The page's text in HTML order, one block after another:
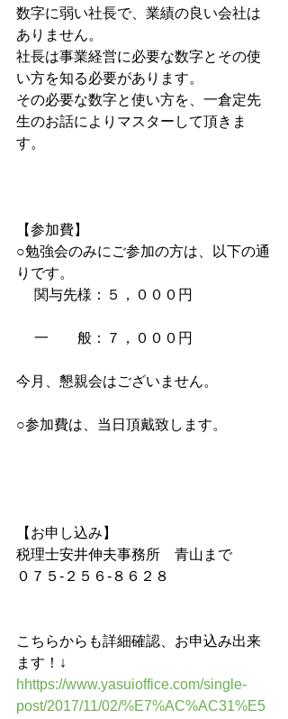
数字に弱い社長で、業績の良い会社は
ありません。
社長は事業経営に必要な数字とその使
い方を知る必要があります。
その必要な数字と使い方を、一倉定先
生のお話によりマスターして頂きま
す。
【参加費】
○勉強会のみにご参加の方は、以下の通
りです。
関与先様：５，０００円
一　　般：７，０００円
今月、懇親会はございません。
○参加費は、当日頂戴致します。
【お申し込み】
税理士安井伸夫事務所　青山まで
０７５-２５６-８６２８
こちらからも詳細確認、お申込み出来
ます！↓
hhttps://www.yasuioffice.com/single-
post/2017/11/02/%E7%AC%AC31%E5